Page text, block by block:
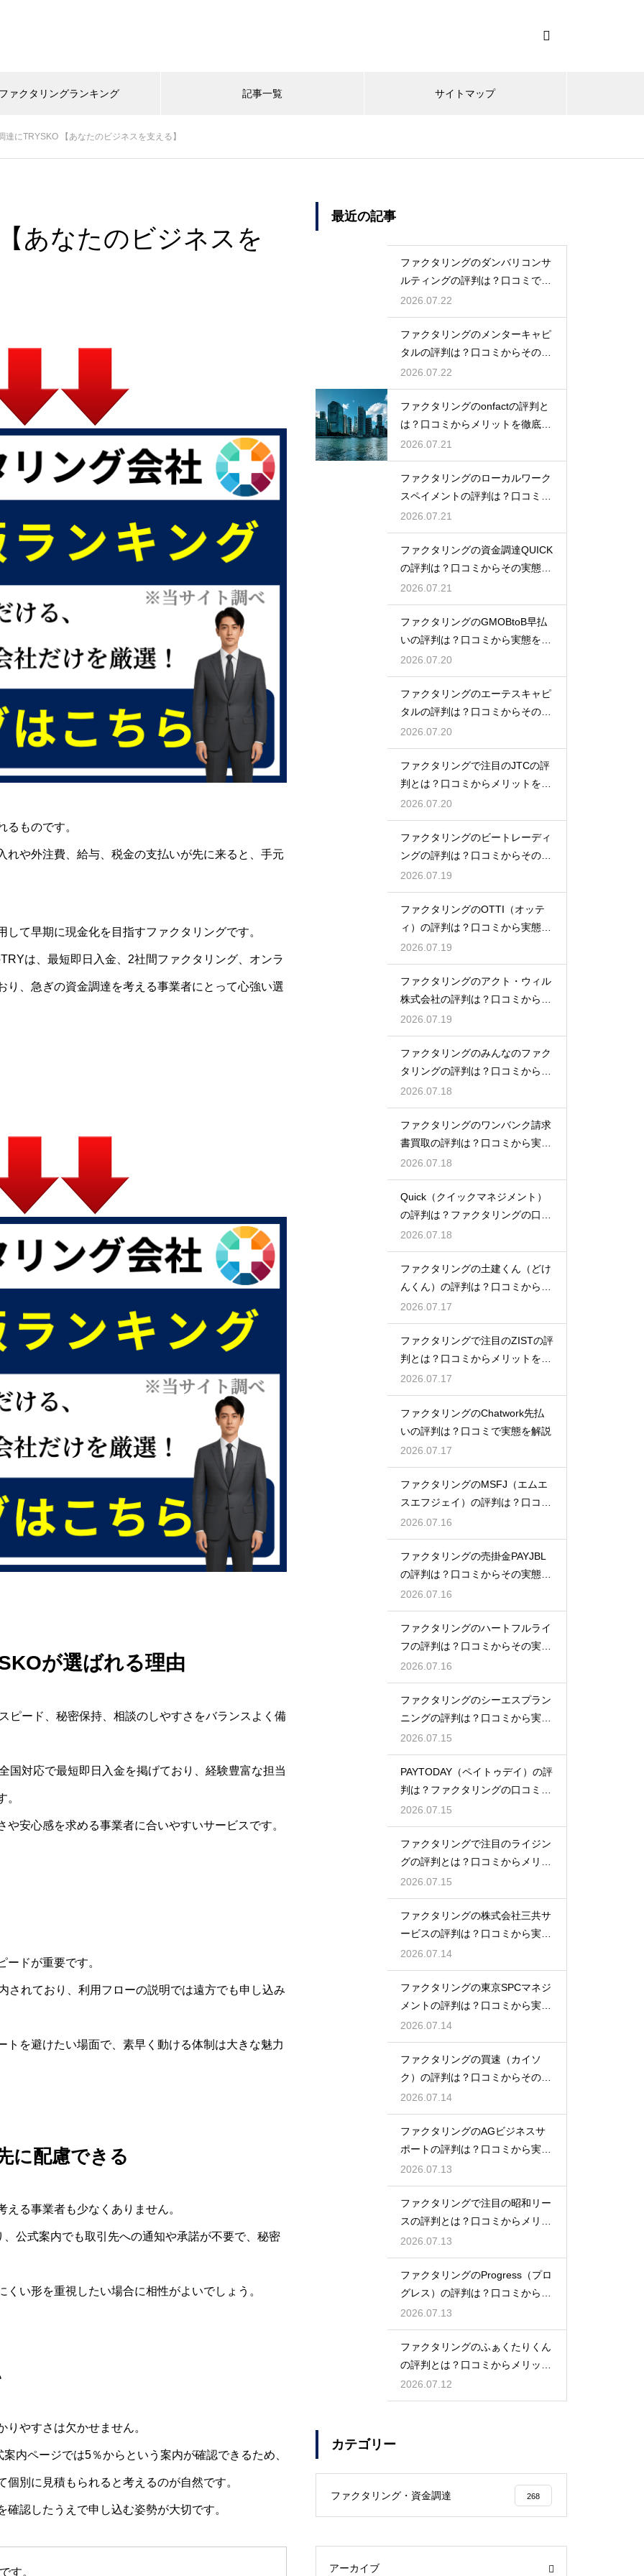
ァクタリングランキング 記事一覧 サイトマップ
達にTRYSKO 【あなたのビジネスを支える】
あなたのビジネスを
ものです。
や外注費、給与、税金の支払いが先に来ると、手元
て早期に現金化を目指すファクタリングです。
は、最短即日入金、2社間ファクタリング、オンラ
、急ぎの資金調達を考える事業者にとって心強い選
が選ばれる理由
ピード、秘密保持、相談のしやすさをバランスよく備
国対応で最短即日入金を掲げており、経験豊富な担当
。
安心感を求める事業者に合いやすいサービスです。
ドが重要です。
されており、利用フローの説明では遠方でも申し込み
を避けたい場面で、素早く動ける体制は大きな魅力
に配慮できる
る事業者も少なくありません。
公式案内でも取引先への通知や承諾が不要で、秘密
い形を重視したい場合に相性がよいでしょう。
やすさは欠かせません。
内ページでは5％からという案内が確認できるため、
別に見積もられると考えるのが自然です。
認したうえで申し込む姿勢が大切です。
す。
最近の記事
ファクタリングのダンバリコンサ
ルティングの評判は？口コミで実
態を解説
2026.07.22
ファクタリングのメンターキャピ
タルの評判は？口コミからその実
態を徹底解説
2026.07.22
ファクタリングのonfactの評判と
は？口コミからメリットを徹底解
説
2026.07.21
ファクタリングのローカルワーク
スペイメントの評判は？口コミで
実態を解説
2026.07.21
ファクタリングの資金調達QUICK
の評判は？口コミからその実態を
徹底解説
2026.07.21
ファクタリングのGMOBtoB早払
いの評判は？口コミから実態を徹
底解説
2026.07.20
ファクタリングのエーテスキャピ
タルの評判は？口コミからその実
態を徹底解説
2026.07.20
ファクタリングで注目のJTCの評
判とは？口コミからメリットを徹
底解説
2026.07.20
ファクタリングのビートレーディ
ングの評判は？口コミからその実
態を徹底解説
2026.07.19
ファクタリングのOTTI（オッテ
ィ）の評判は？口コミから実態を
徹底解説
2026.07.19
ファクタリングのアクト・ウィル
株式会社の評判は？口コミから実
態を徹底解説
2026.07.19
ファクタリングのみんなのファク
タリングの評判は？口コミから実
態を徹底解説
2026.07.18
ファクタリングのワンバンク請求
書買取の評判は？口コミから実態
を徹底解説
2026.07.18
Quick（クイックマネジメント）
の評判は？ファクタリングの口コ
ミ検証
2026.07.18
ファクタリングの土建くん（どけ
んくん）の評判は？口コミから実
態を徹底解説
2026.07.17
ファクタリングで注目のZISTの評
判とは？口コミからメリットを徹
底解説
2026.07.17
ファクタリングのChatwork先払
いの評判は？口コミで実態を解説
2026.07.17
ファクタリングのMSFJ（エムエ
スエフジェイ）の評判は？口コミ
から検証
2026.07.16
ファクタリングの売掛金PAYJBL
の評判は？口コミからその実態を
徹底解説
2026.07.16
ファクタリングのハートフルライ
フの評判は？口コミからその実態
を徹底解説
2026.07.16
ファクタリングのシーエスプラン
ニングの評判は？口コミから実態
を徹底解説
2026.07.15
PAYTODAY（ペイトゥデイ）の評
判は？ファクタリングの口コミ検
証
2026.07.15
ファクタリングで注目のライジン
グの評判とは？口コミからメリッ
トを徹底解説
2026.07.15
ファクタリングの株式会社三共サ
ービスの評判は？口コミから実態
を徹底解説
2026.07.14
ファクタリングの東京SPCマネジ
メントの評判は？口コミから実態
を徹底解説
2026.07.14
ファクタリングの買速（カイソ
ク）の評判は？口コミからその実
態を徹底解説
2026.07.14
ファクタリングのAGビジネスサ
ポートの評判は？口コミから実態
を徹底解説
2026.07.13
ファクタリングで注目の昭和リー
スの評判とは？口コミからメリッ
トを徹底解説
2026.07.13
ファクタリングのProgress（プロ
グレス）の評判は？口コミから検
証
2026.07.13
ファクタリングのふぁくたりくん
の評判とは？口コミからメリット
を徹底解説
2026.07.12
カテゴリー
ファクタリング・資金調達 268
アーカイブ